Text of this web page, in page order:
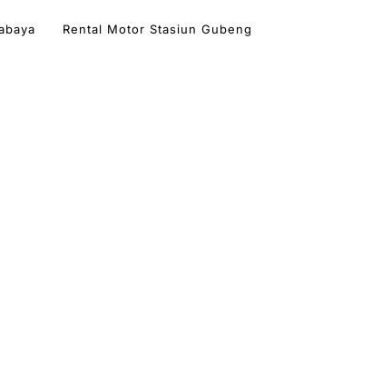
Rental Motor Stasiun Gubeng